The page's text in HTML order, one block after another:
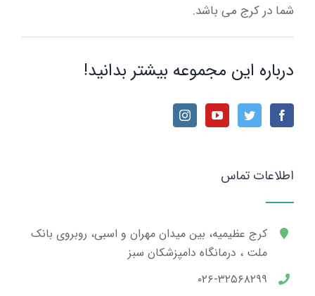
شما در کرج می باشد.
درباره این مجموعه بیشتر بدانید!
اطلاعات تماس
کرج عظیمیه، بین میدان مهران و اسبی، روبروی بانک
ملت ، درمانگاه دامپزشکان سبز
۰۲۶-۳۲۵۶۸۲۹۹